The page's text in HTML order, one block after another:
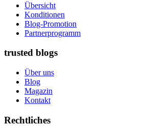
Übersicht
Konditionen
Blog-Promotion
Partnerprogramm
trusted blogs
Über uns
Blog
Magazin
Kontakt
Rechtliches